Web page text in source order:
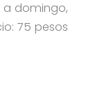
a domingo,
75 pesos